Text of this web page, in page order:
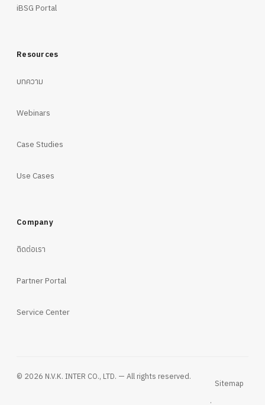
iBSG Portal
Resources
บทความ
Webinars
Case Studies
Use Cases
Company
ติดต่อเรา
Partner Portal
Service Center
© 2026 N.V.K. INTER CO., LTD. — All rights reserved.
Sitemap
·